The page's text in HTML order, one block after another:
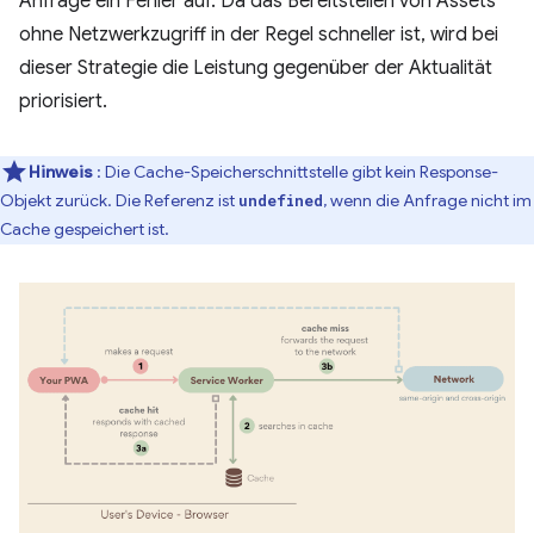
ohne Netzwerkzugriff in der Regel schneller ist, wird bei
dieser Strategie die Leistung gegenüber der Aktualität
priorisiert.
Hinweis : Die Cache-Speicherschnittstelle gibt kein Response-
Objekt zurück. Die Referenz ist undefined, wenn die Anfrage nicht im
Cache gespeichert ist.